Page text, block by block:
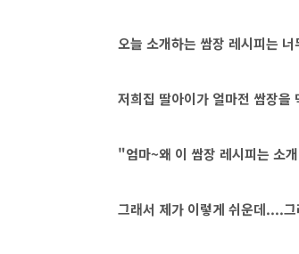
오늘 소개하는 쌈장 레시피는
저희집 딸아이가 얼마전 쌈장
"엄마~왜 이 쌈장 레시피는 소
그래서 제가 이렇게 쉬운데....